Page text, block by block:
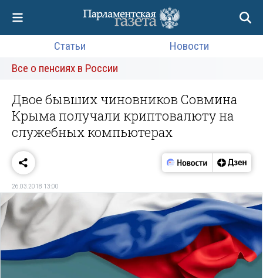
Статьи
Новости
Все о пенсиях в России
Двое бывших чиновников Совмина
Крыма получали криптовалюту на
служебных компьютерах
26.03.2018 13:00